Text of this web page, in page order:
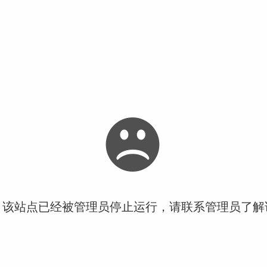
站点已经被管理员停止运行，请联系管理员了